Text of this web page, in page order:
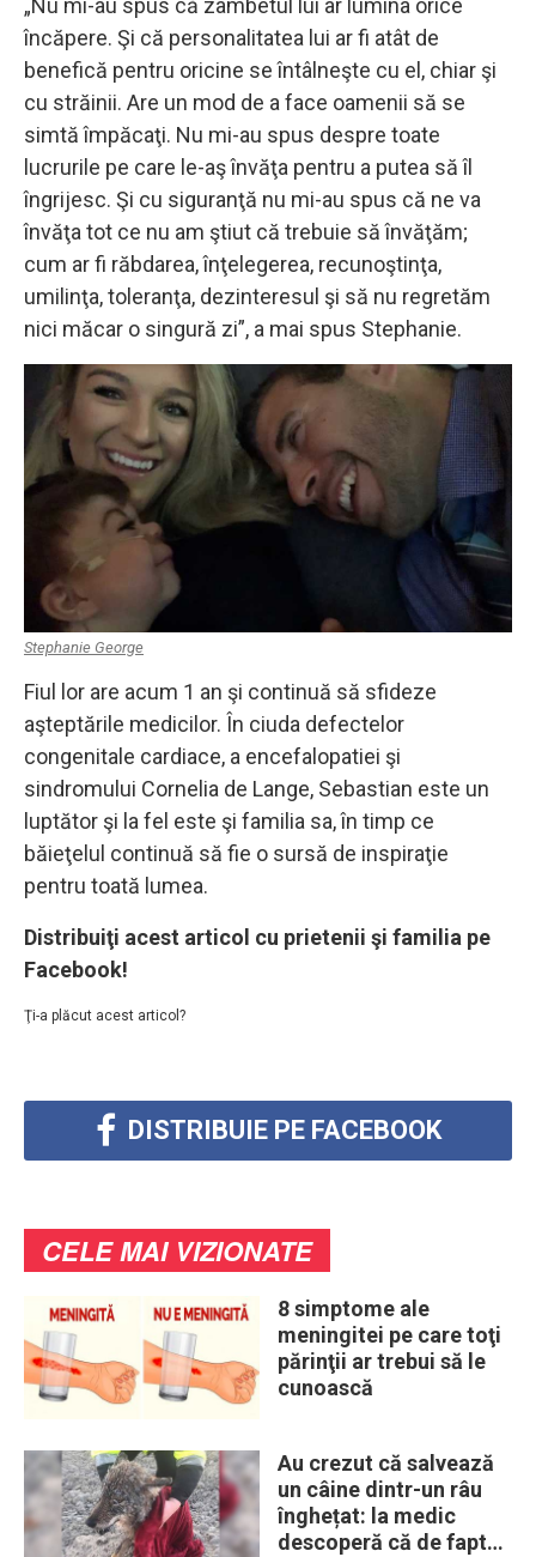
„Nu mi-au spus că zâmbetul lui ar lumina orice
încăpere. Şi că personalitatea lui ar fi atât de
benefică pentru oricine se întâlneşte cu el, chiar şi
cu străinii. Are un mod de a face oamenii să se
simtă împăcaţi. Nu mi-au spus despre toate
lucrurile pe care le-aş învăţa pentru a putea să îl
îngrijesc. Şi cu siguranţă nu mi-au spus că ne va
învăţa tot ce nu am ştiut că trebuie să învăţăm;
cum ar fi răbdarea, înţelegerea, recunoştinţa,
umilinţa, toleranţa, dezinteresul şi să nu regretăm
nici măcar o singură zi”, a mai spus Stephanie.
Stephanie George
Fiul lor are acum 1 an şi continuă să sfideze
aşteptările medicilor. În ciuda defectelor
congenitale cardiace, a encefalopatiei şi
sindromului Cornelia de Lange, Sebastian este un
luptător şi la fel este şi familia sa, în timp ce
băieţelul continuă să fie o sursă de inspiraţie
pentru toată lumea.
Distribuiţi acest articol cu prietenii şi familia pe
Facebook!
Ţi-a plăcut acest articol?
DISTRIBUIE PE FACEBOOK
CELE MAI VIZIONATE
8 simptome ale
meningitei pe care toţi
părinţii ar trebui să le
cunoască
Au crezut că salvează
un câine dintr-un râu
înghețat: la medic
descoperă că de fapt